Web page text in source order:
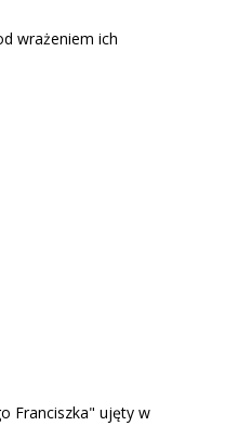
wrażeniem ich
Franciszka" ujęty w